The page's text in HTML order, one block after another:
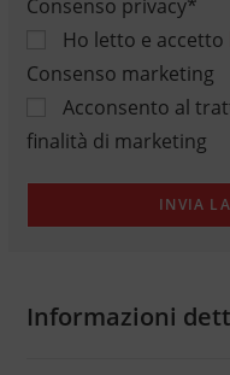
Consenso privacy*
Ho letto e accetto
Consenso marketing
Acconsento al
finalità di marketing
Informazioni